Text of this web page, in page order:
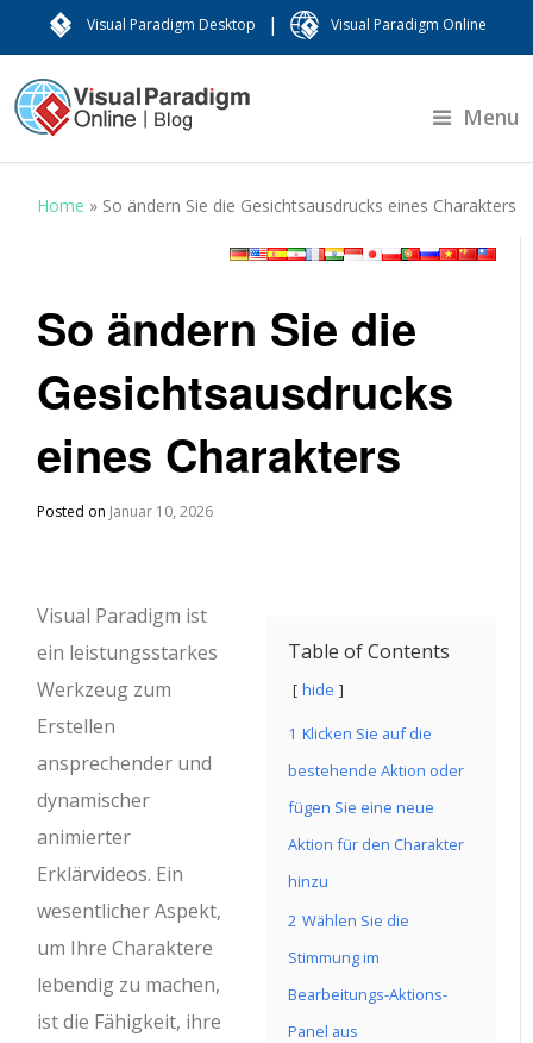
Visual Paradigm Desktop | Visual Paradigm Online
Menu
Home » So ändern Sie die Gesichtsausdrucks eines Charakters
So ändern Sie die
Gesichtsausdrucks
eines Charakters
Posted on Januar 10, 2026
Table of Contents
hide
1 Klicken Sie auf die
bestehende Aktion oder
fügen Sie eine neue
Aktion für den Charakter
hinzu
2 Wählen Sie die
Stimmung im
Bearbeitungs-Aktions-
Panel aus
Visual Paradigm ist
ein leistungsstarkes
Werkzeug zum
Erstellen
ansprechender und
dynamischer
animierter
Erklärvideos. Ein
wesentlicher Aspekt,
um Ihre Charaktere
lebendig zu machen,
ist die Fähigkeit, ihre